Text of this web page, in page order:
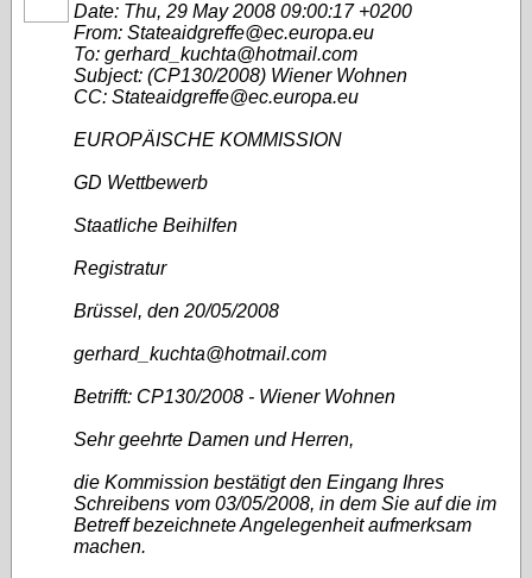
Date: Thu, 29 May 2008 09:00:17 +0200
From: Stateaidgreffe@ec.europa.eu
To: gerhard_kuchta@hotmail.com
Subject: (CP130/2008) Wiener Wohnen
CC: Stateaidgreffe@ec.europa.eu
EUROPÄISCHE KOMMISSION
GD Wettbewerb
Staatliche Beihilfen
Registratur
Brüssel, den 20/05/2008
gerhard_kuchta@hotmail.com
Betrifft: CP130/2008 - Wiener Wohnen
Sehr geehrte Damen und Herren,
die Kommission bestätigt den Eingang Ihres
Schreibens vom 03/05/2008, in dem Sie auf die im
Betreff bezeichnete Angelegenheit aufmerksam
machen.